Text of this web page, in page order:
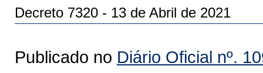
Decreto 7320 - 13 de Abril de 2021
Publicado no Diário Oficial nº.